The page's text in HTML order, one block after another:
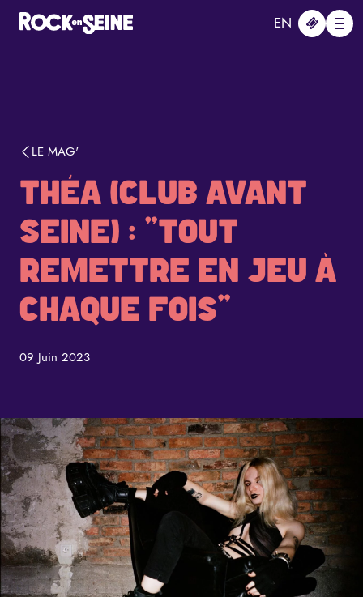
Aller au contenu principal
EN
LE MAG'
THÉA (CLUB AVANT
SEINE) : "TOUT
REMETTRE EN JEU À
CHAQUE FOIS"
09 Juin 2023
Panneau de gestion des cookies